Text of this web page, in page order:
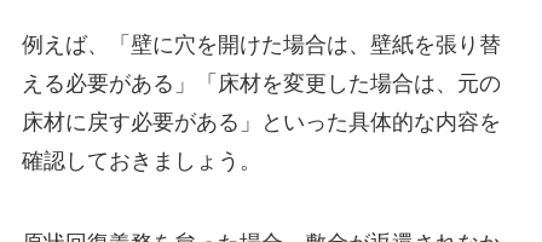
例えば、「壁に穴を開けた場合は、壁紙を張り替
える必要がある」「床材を変更した場合は、元の
床材に戻す必要がある」といった具体的な内容を
確認しておきましょう。